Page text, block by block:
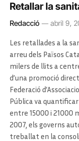
Retallar la
Redacció abril 9,
Les retallades a la
arreu dels Països
milers de llits a
d’una promoció
Federació
Pública va
entre 15000 i 21000
2007, els governs
treballat en la